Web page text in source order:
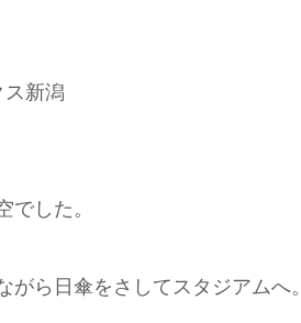
新潟
でした。
ら日傘をさしてスタジアムへ。